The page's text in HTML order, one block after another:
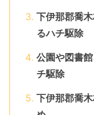
下伊那郡喬
るハチ駆除
公園や図書
チ駆除
下伊那郡喬